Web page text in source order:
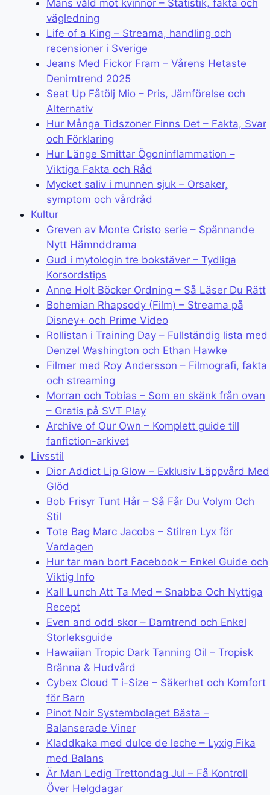
Mäns våld mot kvinnor – Statistik, fakta och
vägledning
Life of a King – Streama, handling och
recensioner i Sverige
Jeans Med Fickor Fram – Vårens Hetaste
Denimtrend 2025
Seat Up Fåtölj Mio – Pris, Jämförelse och
Alternativ
Hur Många Tidszoner Finns Det – Fakta, Svar
och Förklaring
Hur Länge Smittar Ögoninflammation –
Viktiga Fakta och Råd
Mycket saliv i munnen sjuk – Orsaker,
symptom och vårdråd
Kultur
Greven av Monte Cristo serie – Spännande
Nytt Hämnddrama
Gud i mytologin tre bokstäver – Tydliga
Korsordstips
Anne Holt Böcker Ordning – Så Läser Du Rätt
Bohemian Rhapsody (Film) – Streama på
Disney+ och Prime Video
Rollistan i Training Day – Fullständig lista med
Denzel Washington och Ethan Hawke
Filmer med Roy Andersson – Filmografi, fakta
och streaming
Morran och Tobias – Som en skänk från ovan
– Gratis på SVT Play
Archive of Our Own – Komplett guide till
fanfiction-arkivet
Livsstil
Dior Addict Lip Glow – Exklusiv Läppvård Med
Glöd
Bob Frisyr Tunt Hår – Så Får Du Volym Och
Stil
Tote Bag Marc Jacobs – Stilren Lyx för
Vardagen
Hur tar man bort Facebook – Enkel Guide och
Viktig Info
Kall Lunch Att Ta Med – Snabba Och Nyttiga
Recept
Even and odd skor – Damtrend och Enkel
Storleksguide
Hawaiian Tropic Dark Tanning Oil – Tropisk
Bränna & Hudvård
Cybex Cloud T i-Size – Säkerhet och Komfort
för Barn
Pinot Noir Systembolaget Bästa –
Balanserade Viner
Kladdkaka med dulce de leche – Lyxig Fika
med Balans
Är Man Ledig Trettondag Jul – Få Kontroll
Över Helgdagar